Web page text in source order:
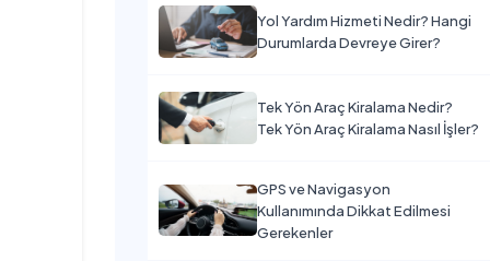
Yol Yardım Hizmeti Nedir? Hangi
Durumlarda Devreye Girer?
Tek Yön Araç Kiralama Nedir?
Tek Yön Araç Kiralama Nasıl İşler?
GPS ve Navigasyon
Kullanımında Dikkat Edilmesi
Gerekenler